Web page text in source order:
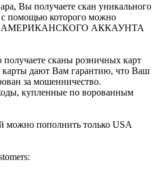
Вы получаете скан уникального
с помощью которого можно
АМЕРИКАНСКОГО АККАУНТА
сканы розничных карт
карты дают Вам гарантию, что Ваш
за мошенничество.
купленные по ворованным
можно пополнить только USA